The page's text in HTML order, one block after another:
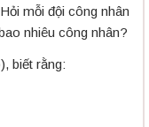
mỗi đội công nhân
nhiêu công nhân?
biết rằng: